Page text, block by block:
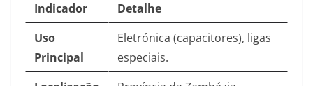
Indicador
Detalhe
Uso
Principal
Eletrónica (capacitores), ligas
especiais.